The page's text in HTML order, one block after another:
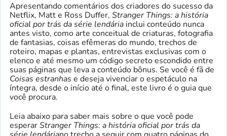
Apresentando comentários dos criadores do sucesso da
Netflix, Matt e Ross Duffer, Stranger Things: a história
oficial por trás da série lendária inclui conteúdo nunca
antes visto, como arte conceitual de criaturas, fotografia
de fantasias, coisas efêmeras do mundo, trechos de
roteiro, mapas e plantas, entrevistas exclusivas com o
elenco e até mesmo um código secreto escondido entre
suas páginas que leva a conteúdo bônus. Se você é fã de
Coisas estranhas e deseja vivenciar o espetáculo na
íntegra, desde o início até o final, este livro é o guia que
você procura.
Leia abaixo para saber mais sobre o que você pode
esperarStranger Things: a história oficial por trás da